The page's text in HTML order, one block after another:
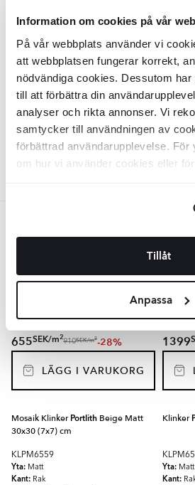
Information om cookies på vår
På vår webbplats använder vi
att webbplatsen fungerar korrekt,
nödvändiga cookies. Dessutom
till att förbättra din
analyser och rikta annonser. Vi
samtycker till användningen av
förbättrad användarupplevelse. För
om hur vi använder cookies eller
Tillåt
Anpassa
Yta:Matt
Kant: Rak
Material:
1279SEK/ m2
LÄGG I VARUKORG
60x120
Yta: Matt
Kant:
Material:
956
Beige
Beige Matt 60x60 cm
Kant:
655SEK/m2
910SEK/m2-28%
LÄGG I VARUKORG
Yta: Matt
1399
Mosaik KlinkerPortlith Beige Matt
30x30 (7x7) cm
KLPM6559
Yta: Matt
Kant: Rak
Klinker
Yta: Matt
Kant: